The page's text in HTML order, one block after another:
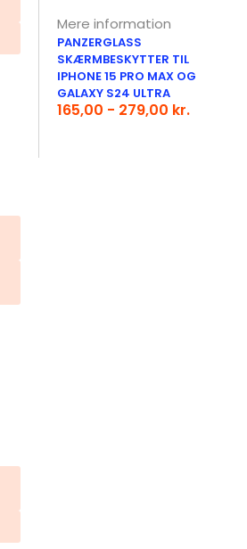
Mere information
PANZERGLASS
SKÆRMBESKYTTER TIL
IPHONE 15 PRO MAX OG
GALAXY S24 ULTRA
165,00 - 279,00 kr.